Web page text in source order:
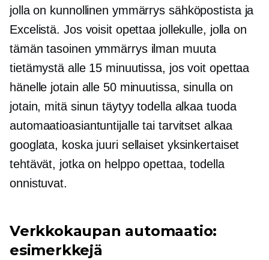
jolla on kunnollinen ymmärrys sähköpostista ja
Excelistä. Jos voisit opettaa jollekulle, jolla on
tämän tasoinen ymmärrys ilman muuta
tietämystä alle 15 minuutissa, jos voit opettaa
hänelle jotain alle 50 minuutissa, sinulla on
jotain, mitä sinun täytyy todella alkaa tuoda
automaatioasiantuntijalle tai tarvitset alkaa
googlata, koska juuri sellaiset yksinkertaiset
tehtävät, jotka on helppo opettaa, todella
onnistuvat.
Verkkokaupan automaatio:
esimerkkejä